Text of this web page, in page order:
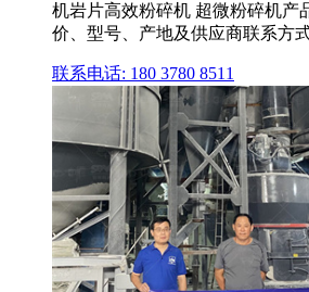
机岩片高效粉碎机 超微粉碎机产
价、型号、产地及供应商联系方
联系电话: 180 3780 8511